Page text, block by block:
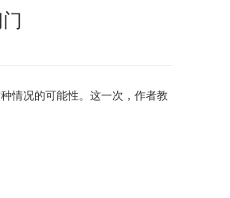
情况的可能性。这一次，作者教